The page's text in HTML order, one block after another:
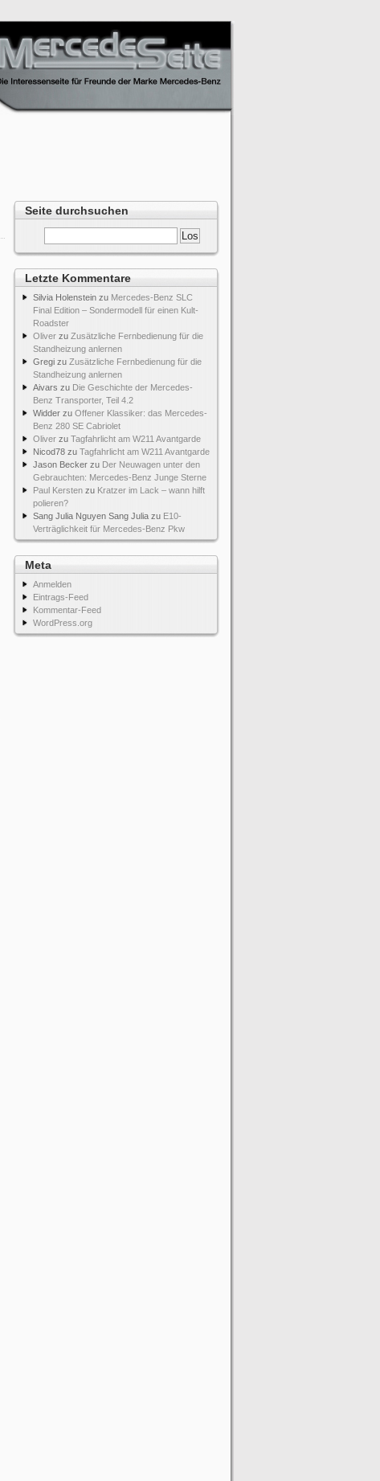
Seite durchsuchen
Letzte Kommentare
Silvia Holenstein zu Mercedes-Benz SLC
Final Edition – Sondermodell für einen Kult-
Roadster
Oliver zu Zusätzliche Fernbedienung für die
Standheizung anlernen
Gregi zu Zusätzliche Fernbedienung für die
Standheizung anlernen
Aivars zu Die Geschichte der Mercedes-
Benz Transporter, Teil 4.2
Widder zu Offener Klassiker: das Mercedes-
Benz 280 SE Cabriolet
Oliver zu Tagfahrlicht am W211 Avantgarde
Nicod78 zu Tagfahrlicht am W211 Avantgarde
Jason Becker zu Der Neuwagen unter den
Gebrauchten: Mercedes-Benz Junge Sterne
Paul Kersten zu Kratzer im Lack – wann hilft
polieren?
Sang Julia Nguyen Sang Julia zu E10-
Verträglichkeit für Mercedes-Benz Pkw
Meta
Anmelden
Eintrags-Feed
Kommentar-Feed
WordPress.org